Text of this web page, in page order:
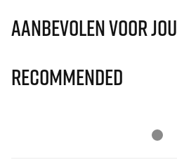
Aanbevolen voor jou
Recommended